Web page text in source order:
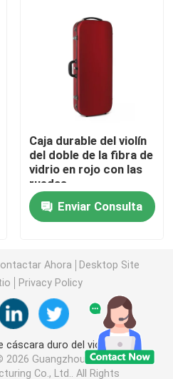
Caja durable del violín
del doble de la fibra de
vidrio en rojo con las
ruedas
Enviar Consulta
Ahora
Desktop Site
Privacy Policy
cáscara duro del violín
2026 Guangzhou Huiyou
Co., Ltd.. All Rights